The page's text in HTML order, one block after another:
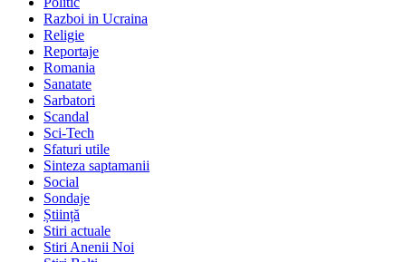
Razboi in Ucraina
Religie
Reportaje
Romania
Sanatate
Sarbatori
Scandal
Sci-Tech
Sfaturi utile
Sinteza saptamanii
Social
Sondaje
Știință
Stiri actuale
Stiri Anenii Noi